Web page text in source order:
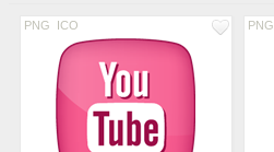
PNG ICO PNG